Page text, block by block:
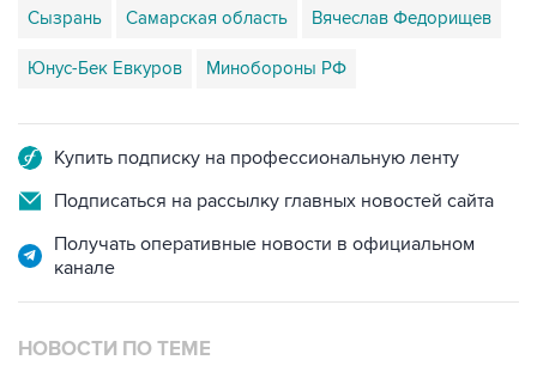
Сызрань Самарская область Вячеслав Федорищев
Юнус-Бек Евкуров Минобороны РФ
Купить подписку на профессиональную ленту
Подписаться на рассылку главных новостей сайта
Получать оперативные новости в официальном
канале
НОВОСТИ ПО ТЕМЕ